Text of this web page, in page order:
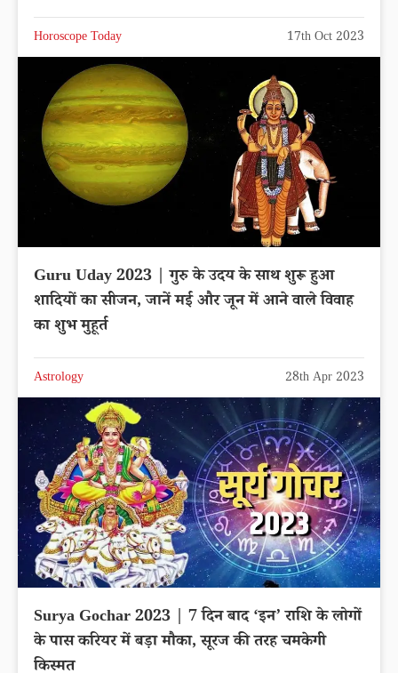
Horoscope Today 17th Oct 2023
Guru Uday 2023 | गुरु के उदय के साथ शुरू हुआ
शादियों का सीजन, जानें मई और जून में आने वाले विवाह
का शुभ मुहूर्त
Astrology 28th Apr 2023
Surya Gochar 2023 | 7 दिन बाद ‘इन’ राशि के लोगों
के पास करियर में बड़ा मौका, सूरज की तरह चमकेगी
किस्मत